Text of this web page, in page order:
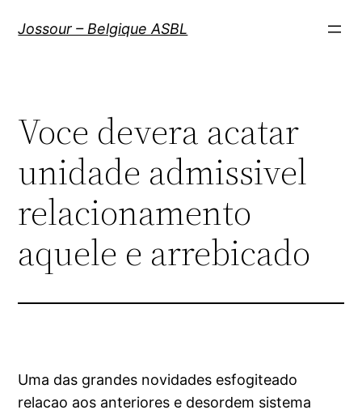
Jossour – Belgique ASBL
Voce devera acatar
unidade admissivel
relacionamento
aquele e arrebicado
Uma das grandes novidades esfogiteado
relacao aos anteriores e desordem sistema